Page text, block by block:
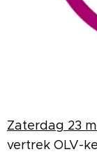
Zaterdag 23
vertrek OLV-